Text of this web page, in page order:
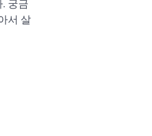
궁금
서 살